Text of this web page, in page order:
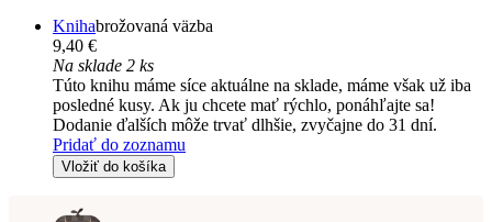
Knihabrožovaná väzba
9,40 €
Na sklade 2 ks
Túto knihu máme síce aktuálne na sklade, máme však už iba
posledné kusy. Ak ju chcete mať rýchlo, ponáhľajte sa!
Dodanie ďalších môže trvať dlhšie, zvyčajne do 31 dní.
Pridať do zoznamu
Vložiť do košíka